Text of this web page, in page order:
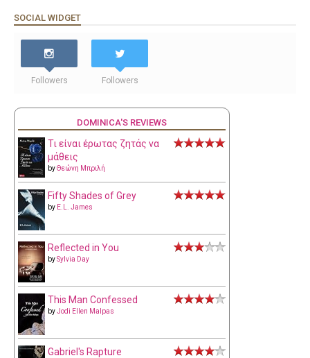
SOCIAL WIDGET
Followers Followers
DOMINICA'S REVIEWS
Τι είναι έρωτας ζητάς να
μάθεις
byΘεώνη Μπριλή
Fifty Shades of Grey
by E.L. James
Reflected in You
bySylvia Day
This Man Confessed
byJodi Ellen Malpas
Gabriel's Rapture